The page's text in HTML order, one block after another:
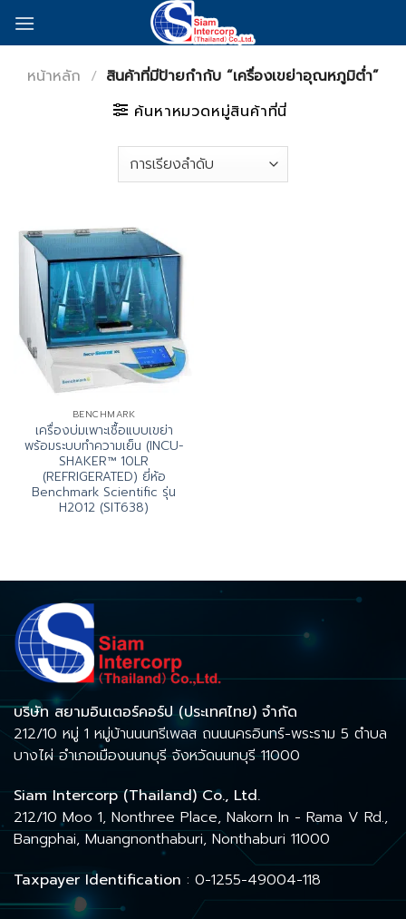
หน้าหลัก / สินค้าที่มีป้ายกำกับ “เครื่องเขย่าอุณหภูมิต่ำ”
ค้นหาหมวดหมู่สินค้าที่นี่
BENCHMARK
เครื่องบ่มเพาะเชื้อแบบเขย่า
พร้อมระบบทำความเย็น (INCU-
SHAKER™ 10LR
(REFRIGERATED) ยี่ห้อ
Benchmark Scientific รุ่น
H2012 (SIT638)
บริษัท สยามอินเตอร์คอร์ป (ประเทศไทย) จำกัด
212/10 หมู่ 1 หมู่บ้านนนทรีเพลส ถนนนครอินทร์-พระราม 5 ตำบล
บางไผ่ อำเภอเมืองนนทบุรี จังหวัดนนทบุรี 11000
Siam Intercorp (Thailand) Co., Ltd.
212/10 Moo 1, Nonthree Place, Nakorn In - Rama V Rd.,
Bangphai, Muangnonthaburi, Nonthaburi 11000
Taxpayer Identification : 0-1255-49004-118